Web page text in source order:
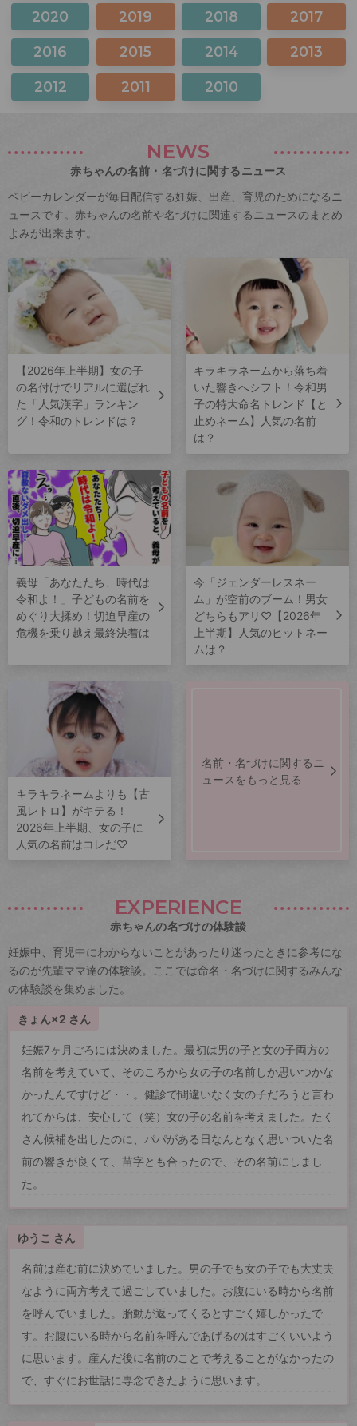
2020 2019 2018 2017
2016 2015 2014 2013
2012 2011 2010
NEWS
赤ちゃんの名前・名づけに関するニュース
ベビーカレンダーが毎日配信する妊娠、出産、育児のためになるニ
ュースです。赤ちゃんの名前や名づけに関連するニュースのまとめ
よみが出来ます。
【2026年上半期】女の子
の名付けでリアルに選ばれ
た「人気漢字」ランキン
グ！令和のトレンドは？
キラキラネームから落ち着
いた響きへシフト！令和男
子の特大命名トレンド【と
止めネーム】人気の名前
は？
義母「あなたたち、時代は
令和よ！」子どもの名前を
めぐり大揉め！切迫早産の
危機を乗り越え最終決着は
今「ジェンダーレスネー
ム」が空前のブーム！男女
どちらもアリ♡【2026年
上半期】人気のヒットネー
ムは？
キラキラネームよりも【古
風レトロ】がキテる！
2026年上半期、女の子に
人気の名前はコレだ♡
名前・名づけに関するニ
ュースをもっと見る
EXPERIENCE
赤ちゃんの名づけの体験談
妊娠中、育児中にわからないことがあったり迷ったときに参考にな
るのが先輩ママ達の体験談。ここでは命名・名づけに関するみんな
の体験談を集めました。
きょん×2 さん
妊娠7ヶ月ごろには決めました。最初は男の子と女の子両方の
名前を考えていて、そのころから女の子の名前しか思いつかな
かったんですけど・・。健診で間違いなく女の子だろうと言わ
れてからは、安心して（笑）女の子の名前を考えました。たく
さん候補を出したのに、パパがある日なんとなく思いついた名
前の響きが良くて、苗字とも合ったので、その名前にしまし
た。
ゆうこ さん
名前は産む前に決めていました。男の子でも女の子でも大丈夫
なように両方考えて過ごしていました。お腹にいる時から名前
を呼んでいました。胎動が返ってくるとすごく嬉しかったで
す。お腹にいる時から名前を呼んであげるのはすごくいいよう
に思います。産んだ後に名前のことで考えることがなかったの
で、すぐにお世話に専念できたように思います。